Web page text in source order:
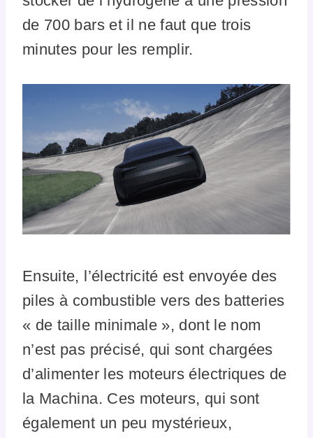
de 700 bars et il ne faut que trois
minutes pour les remplir.
Ensuite, l’électricité est envoyée des
piles à combustible vers des batteries
« de taille minimale », dont le nom
n’est pas précisé, qui sont chargées
d’alimenter les moteurs électriques de
la Machina. Ces moteurs, qui sont
également un peu mystérieux,